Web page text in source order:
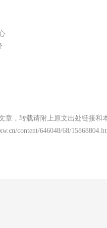
章，转载请附上原文出处链接和
content/646048/68/